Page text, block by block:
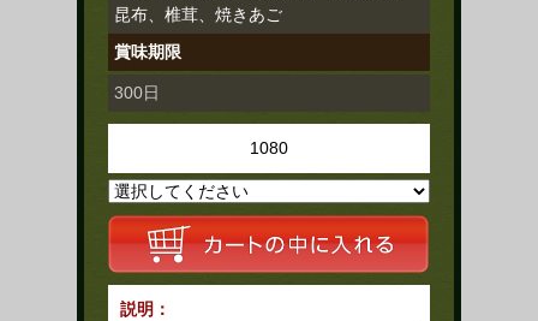
昆布、椎茸、焼きあご
賞味期限
300日
1080
説明：